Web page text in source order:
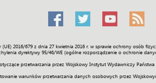
2016/679 z dnia 27 kwietnia 2016 r. w sprawie ochrony osób
dyrektywy 95/46/WE (ogólne rozporządzenie o ochronie
przetwarzania przez Wojskowy Instytut Wydawniczy
warunków przetwarzania danych osobowych przez
Społeczność Sport Historia Galerie